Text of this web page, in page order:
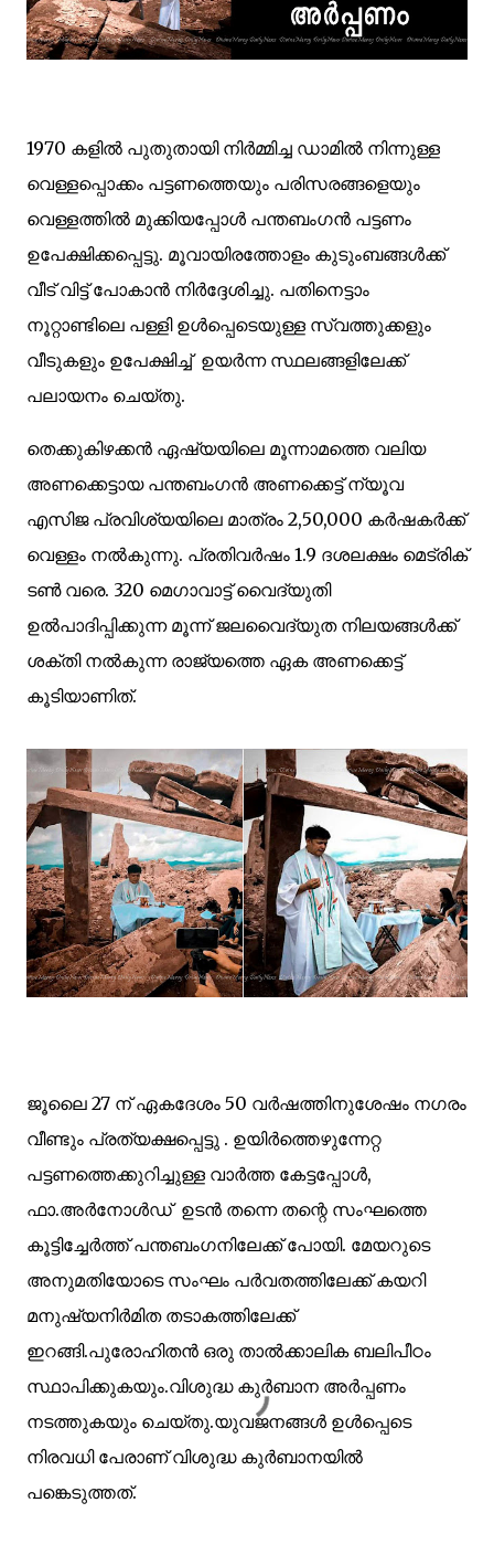
1970 കളിൽ പുതുതായി നിർമ്മിച്ച ഡാമിൽ നിന്നുള്ള
വെള്ളപ്പൊക്കം പട്ടണത്തെയും പരിസരങ്ങളെയും
വെള്ളത്തിൽ മുക്കിയപ്പോൾ പന്തബംഗൻ പട്ടണം
ഉപേക്ഷിക്കപ്പെട്ടു. മൂവായിരത്തോളം കുടുംബങ്ങൾക്ക്
വീട് വിട്ട് പോകാൻ നിർദ്ദേശിച്ചു. പതിനെട്ടാം
നൂറ്റാണ്ടിലെ പള്ളി ഉൾപ്പെടെയുള്ള സ്വത്തുക്കളും
വീടുകളും ഉപേക്ഷിച്ച് ഉയർന്ന സ്ഥലങ്ങളിലേക്ക്
പലായനം ചെയ്തു.
തെക്കുകിഴക്കൻ ഏഷ്യയിലെ മൂന്നാമത്തെ വലിയ
അണക്കെട്ടായ പന്തബംഗൻ അണക്കെട്ട് ന്യൂവ
എസിജ പ്രവിശ്യയിലെ മാത്രം 2,50,000 കർഷകർക്ക്
വെള്ളം നൽകുന്നു. പ്രതിവർഷം 1.9 ദശലക്ഷം മെട്രിക്
ടൺ വരെ. 320 മെഗാവാട്ട് വൈദ്യുതി
ഉൽപാദിപ്പിക്കുന്ന മൂന്ന് ജലവൈദ്യുത നിലയങ്ങൾക്ക്
ശക്തി നൽകുന്ന രാജ്യത്തെ ഏക അണക്കെട്ട്
കൂടിയാണിത്.
ജൂലൈ 27 ന് ഏകദേശം 50 വർഷത്തിനുശേഷം നഗരം
വീണ്ടും പ്രത്യക്ഷപ്പെട്ടു . ഉയിർത്തെഴുന്നേറ്റ
പട്ടണത്തെക്കുറിച്ചുള്ള വാർത്ത കേട്ടപ്പോൾ,
ഫാ.അർനോൾഡ് ഉടൻ തന്നെ തന്റെ സംഘത്തെ
കൂട്ടിച്ചേർത്ത് പന്തബംഗനിലേക്ക് പോയി. മേയറുടെ
അനുമതിയോടെ സംഘം പർവതത്തിലേക്ക് കയറി
മനുഷ്യനിർമിത തടാകത്തിലേക്ക്
ഇറങ്ങി.പുരോഹിതൻ ഒരു താൽക്കാലിക ബലിപീഠം
സ്ഥാപിക്കുകയും.വിശുദ്ധ കുര്‍ബാന അര്‍പ്പണം
നടത്തുകയും ചെയ്‌തു.യുവജനങ്ങള്‍ ഉള്‍പ്പെടെ
നിരവധി പേരാണ് വിശുദ്ധ കുര്‍ബാനയില്‍
പങ്കെടുത്തത്.